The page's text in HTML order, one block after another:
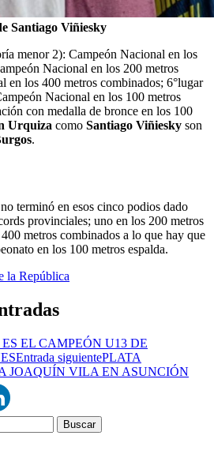
Santiago Viñiesky
menor 2): Campeón Nacional en los
Nacional en los 200 metros
en los 400 metros combinados; 6°lugar
Nacional en los 100 metros
con medalla de bronce en los 100
Urquiza como Santiago Viñiesky son
.
no terminó en esos cinco podios dado
provinciales; uno en los 200 metros
metros combinados a lo que hay que
en los 100 metros espalda.
la República
EL CAMPEÓN U13 DE
Entrada siguientePLATA
JOAQUÍN VILA EN ASUNCIÓN